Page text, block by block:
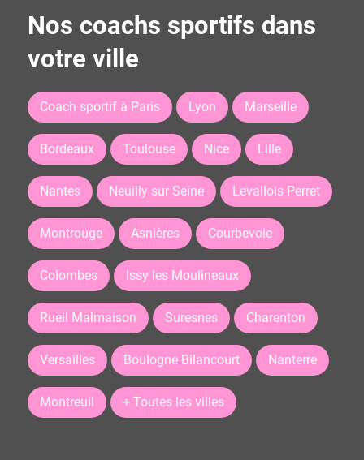
Nos coachs sportifs dans
votre ville
Coach sportif à Paris Lyon Marseille
Bordeaux Toulouse Nice Lille
Nantes Neuilly sur Seine Levallois Perret
Montrouge Asnières Courbevoie
Colombes Issy les Moulineaux
Rueil Malmaison Suresnes Charenton
Versailles Boulogne Bilancourt Nanterre
Montreuil + Toutes les villes